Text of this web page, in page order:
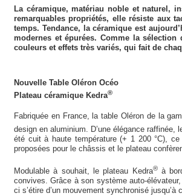
La céramique, matériau noble et naturel,
remarquables propriétés, elle résiste aux
temps. Tendance, la céramique est
modernes et épurées. Comme la
couleurs et effets très variés, qui fait de
Nouvelle Table Oléron Océo
Plateau céramique Kedra®
Fabriquée en France, la table Oléron de la
design en aluminium. D’une élégance raffinée,
été cuit à haute température (+ 1 200 °C),
proposées pour le châssis et le plateau
Modulable à souhait, le plateau Kedra®à
convives. Grâce à son système auto-
ci s’étire d’un mouvement synchronisé